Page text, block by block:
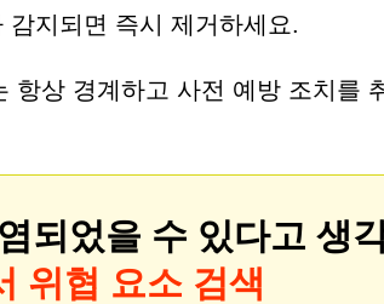
지되면 즉시 제거하세요.
항상 경계하고 사전 예방 조치를
되었을 수 있다고 생
위협 요소 검색